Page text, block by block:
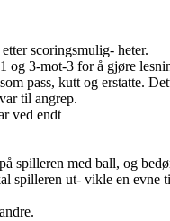
scoringsmulig- heter.
3-mot-3 for å gjøre
pass, kutt og erstatte.
til angrep.
ved endt
spilleren med ball, og
spilleren ut- vikle en evne